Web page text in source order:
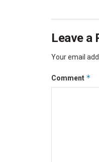
Leave a
Your email
Comment *